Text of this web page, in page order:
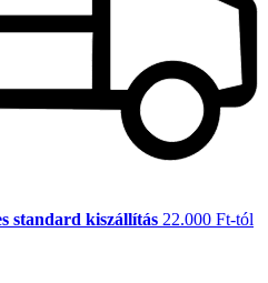
standard kiszállítás 22.000 Ft-tól